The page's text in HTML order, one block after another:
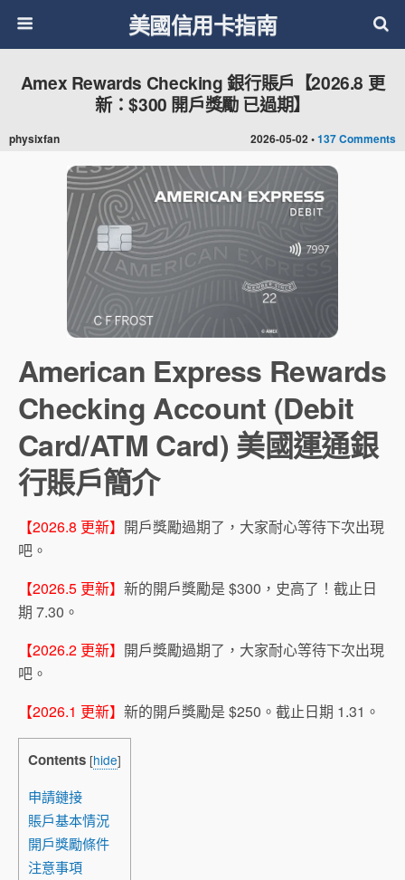
美國信用卡指南
2026-05-02 •137 Comments
Amex Rewards Checking 銀行賬戶【2026.8 更
新：$300 開戶獎勵 已過期】
physixfan
American Express Rewards
Checking Account (Debit
Card/ATM Card) 美國運通銀
行賬戶簡介
【2026.8 更新】 開戶獎勵過期了，大家耐心等待下次出現
吧。
【2026.5 更新】 新的開戶獎勵是 $300，史高了！截止日
期 7.30。
【2026.2 更新】 開戶獎勵過期了，大家耐心等待下次出現
吧。
【2026.1 更新】 新的開戶獎勵是 $250。截止日期 1.31。
Contents [hide]
申請鏈接
賬戶基本情況
開戶獎勵條件
注意事項